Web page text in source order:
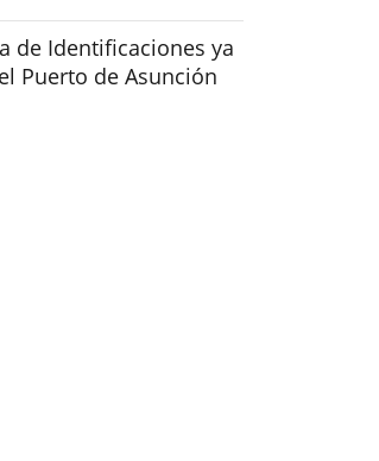
de Identificaciones ya
Puerto de Asunción